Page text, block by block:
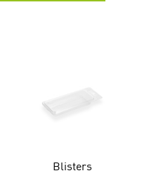
Blisters